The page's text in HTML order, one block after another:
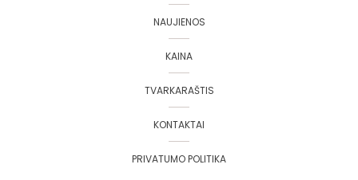
NAUJIENOS
KAINA
TVARKARAŠTIS
KONTAKTAI
PRIVATUMO POLITIKA